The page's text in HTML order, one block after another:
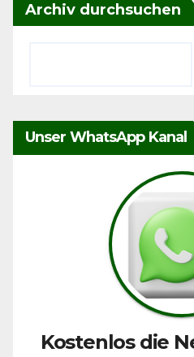
Archiv durchsuchen
Unser WhatsApp Kanal
Kostenlos die